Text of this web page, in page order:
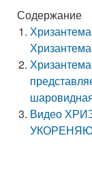
Содержание
Видео